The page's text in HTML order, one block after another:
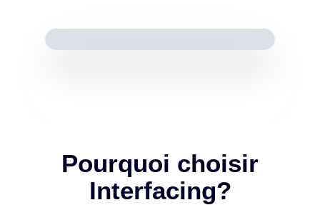
Pourquoi choisir
Interfacing?